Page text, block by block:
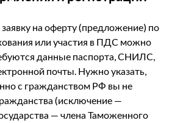
на оферту (предложение) по
или участия в ПДС можно
данные паспорта, СНИЛС,
почты. Нужно указать,
с гражданством РФ вы не
(исключение ―
― члена Таможенного